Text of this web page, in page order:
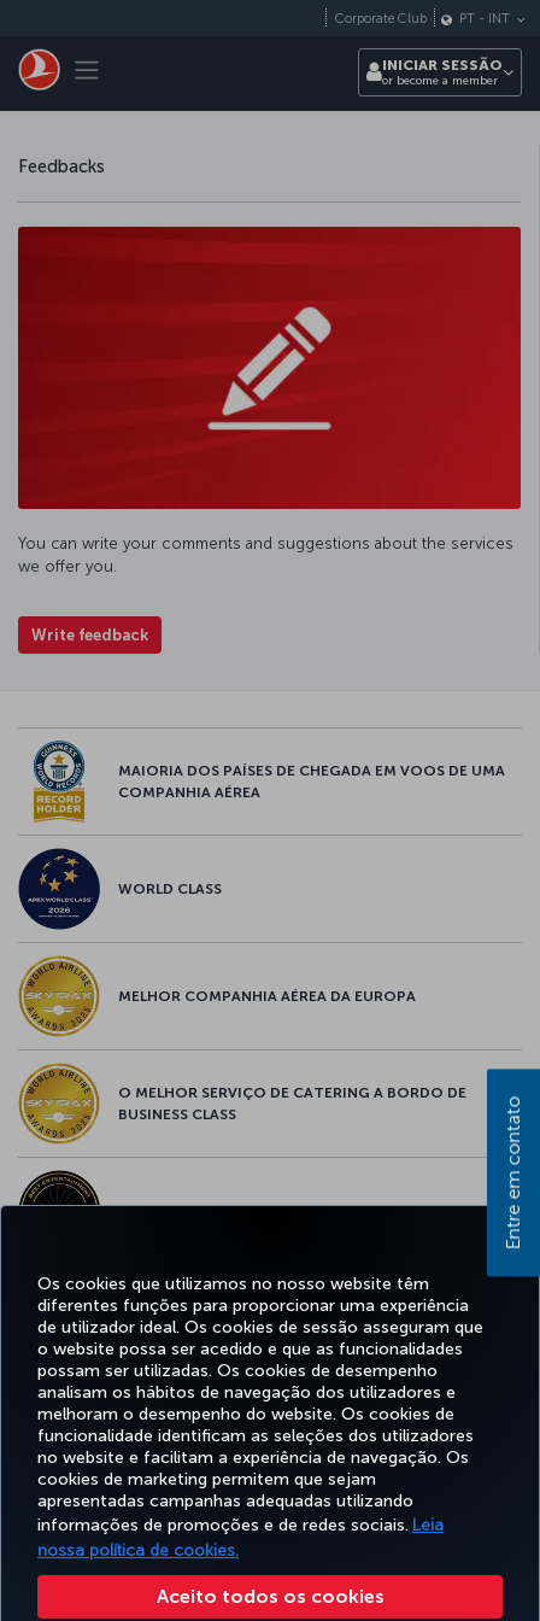
Os cookies que utilizamos no nosso website têm
diferentes funções para proporcionar uma experiência
de utilizador ideal. Os cookies de sessão asseguram que
o website possa ser acedido e que as funcionalidades
possam ser utilizadas. Os cookies de desempenho
analisam os hábitos de navegação dos utilizadores e
melhoram o desempenho do website. Os cookies de
funcionalidade identificam as seleções dos utilizadores
no website e facilitam a experiência de navegação. Os
cookies de marketing permitem que sejam
apresentadas campanhas adequadas utilizando
informações de promoções e de redes sociais. Leia
nossa política de cookies.
Aceito todos os cookies
Toggle navigation
Corporate Club PT - INT
INICIAR SESSÃO
or become a member
Feedbacks
You can write your comments and suggestions about the services
we offer you.
Write feedback
MAIORIA DOS PAÍSES DE CHEGADA EM VOOS DE UMA
COMPANHIA AÉREA
WORLD CLASS
MELHOR COMPANHIA AÉREA DA EUROPA
O MELHOR SERVIÇO DE CATERING A BORDO DE
BUSINESS CLASS
MELHOR ENTRETENIMENTO DA EUROPA
MELHOR WI-FI DA EUROPA
Facebook
TwitterInstagram
YouTubeLinkedIn
TiktokBlogue
RESERVAR&GERIR EXPERIENCIE OFERTAS&DESTINOS AJUDA
Entre em contato